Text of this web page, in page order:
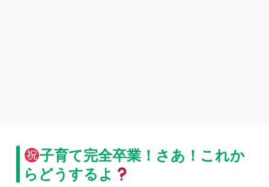
子育て完全卒業！さあ！これか
らどうするよ